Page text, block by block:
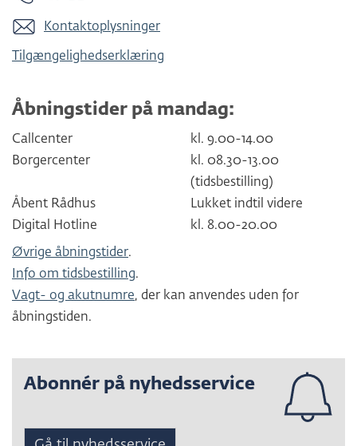
Kontaktoplysninger
Tilgængelighedserklæring
Åbningstider på mandag:
Callcenter
kl. 9.00-14.00
Borgercenter
kl. 08.30-13.00
(tidsbestilling)
Åbent Rådhus
Lukket indtil videre
Digital Hotline
kl. 8.00-20.00
Øvrige åbningstider.
Info om tidsbestilling.
Vagt- og akutnumre, der kan anvendes uden for
åbningstiden.
Abonnér på nyhedsservice